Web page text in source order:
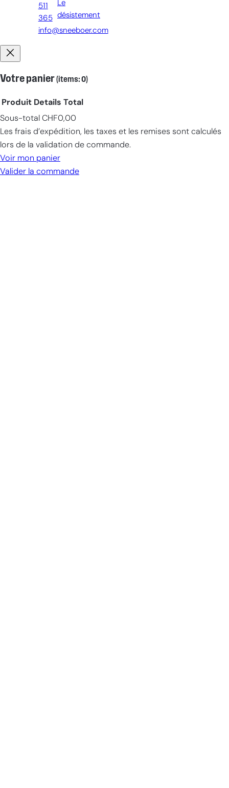
511
365
info@sneeboer.com
Le
désistement
Votre panier(items: 0)
Products
in
cart
Produit Details Total
Sous-total CHF0,00
Les frais d’expédition, les taxes et les remises sont calculés
lors de la validation de commande.
Voir mon panier
Valider la commande